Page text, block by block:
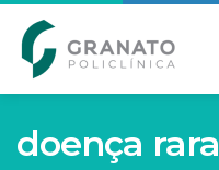
doença rara